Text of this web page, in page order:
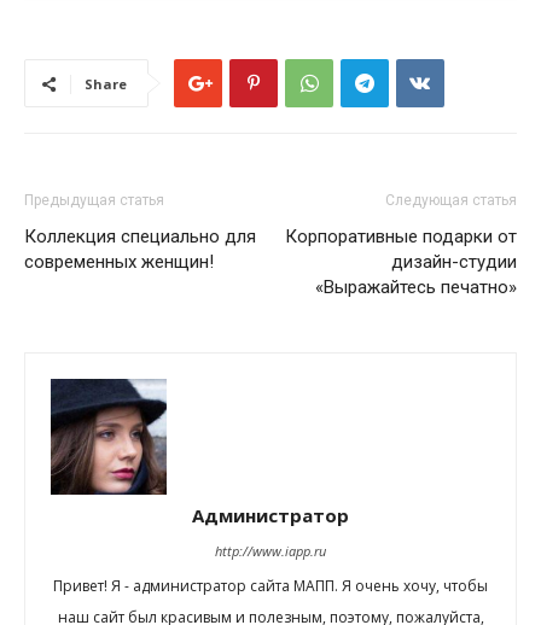
Share
Предыдущая статья
Коллекция специально для
современных женщин!
Следующая статья
Корпоративные подарки от
дизайн-студии
«Выражайтесь печатно»
Администратор
http://www.iapp.ru
Привет! Я - администратор сайта МАПП. Я очень хочу, чтобы
наш сайт был красивым и полезным, поэтому, пожалуйста,